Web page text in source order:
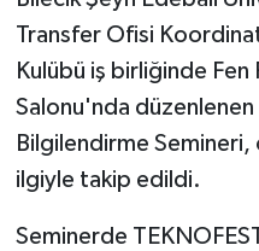
Transfer Ofisi
Kulübü iş birliğinde
Salonu'nda
Bilgilendirme
ilgiyle takip edildi.
Seminerde
Seri İlan
Siyaset
Spor
Teknoloji